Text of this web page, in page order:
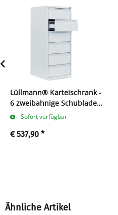
Lüllmann® Karteischrank -
6 zweibahnige Schubladen
- weißSofort verfügbar
€ 537,90 *
Ähnliche Artikel